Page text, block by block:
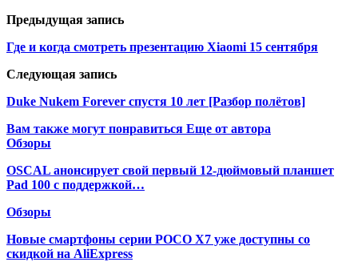
Предыдущая запись
Где и когда смотреть презентацию Xiaomi 15 сентября
Следующая запись
Duke Nukem Forever спустя 10 лет [Разбор полётов]
Вам также могут понравиться Еще от автора
Обзоры
OSCAL анонсирует свой первый 12-дюймовый планшет
Pad 100 с поддержкой…
Обзоры
Новые смартфоны серии POCO X7 уже доступны со
скидкой на AliExpress